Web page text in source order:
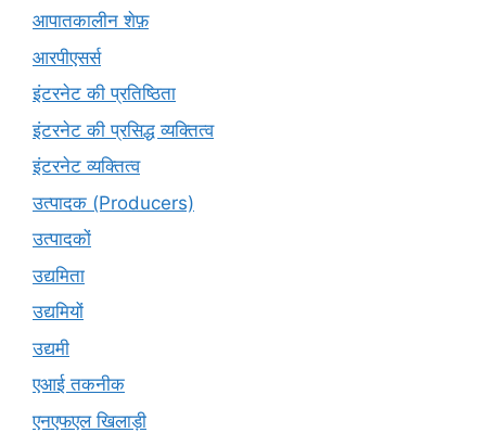
आपातकालीन शेफ़
आरपीएसर्स
इंटरनेट की प्रतिष्ठिता
इंटरनेट की प्रसिद्ध व्यक्तित्व
इंटरनेट व्यक्तित्व
उत्पादक (Producers)
उत्पादकों
उद्यमिता
उद्यमियों
उद्यमी
एआई तकनीक
एनएफएल खिलाड़ी